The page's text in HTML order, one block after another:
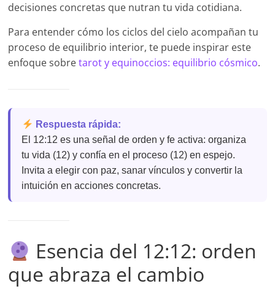
decisiones concretas que nutran tu vida cotidiana.
Para entender cómo los ciclos del cielo acompañan tu
proceso de equilibrio interior, te puede inspirar este
enfoque sobretarot y equinoccios: equilibrio cósmico.
Respuesta rápida:
El 12:12 es una señal de orden y fe activa: organiza
tu vida (12) y confía en el proceso (12) en espejo.
Invita a elegir con paz, sanar vínculos y convertir la
intuición en acciones concretas.
Esencia del 12:12: orden
que abraza el cambio